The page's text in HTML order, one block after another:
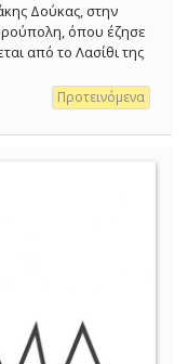
Δούκας, στην
όπου έζησε
από το Λασίθι της
Προτεινόμενα